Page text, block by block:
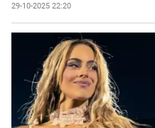
29-10-2025 22:20